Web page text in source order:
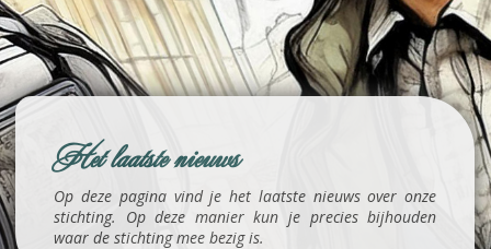
Het laatste nieuws
Op deze pagina vind je het laatste nieuws over onze
stichting. Op deze manier kun je precies bijhouden
waar de stichting mee bezig is.